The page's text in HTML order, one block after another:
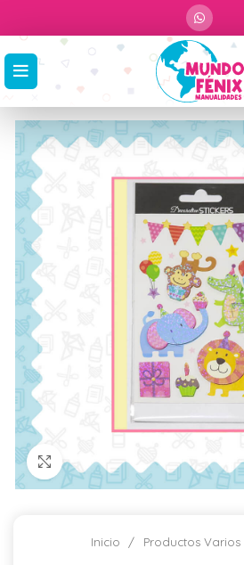
Click para agrandar
Inicio Productos Varios